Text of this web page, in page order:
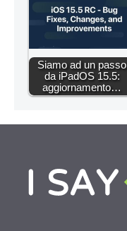
Siamo ad un passo
da iPadOS 15.5:
aggiornamento…